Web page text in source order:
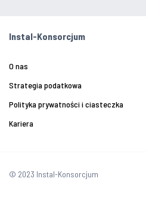
Instal-Konsorcjum
O nas
Strategia podatkowa
Polityka prywatności i ciasteczka
Kariera
© 2023 Instal-Konsorcjum